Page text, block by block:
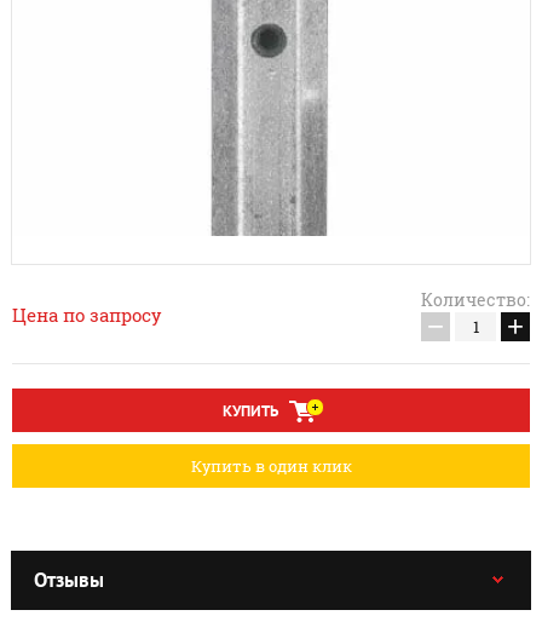
Цена по запросу
Количество:
− +
КУПИТЬ
Купить в один клик
Отзывы